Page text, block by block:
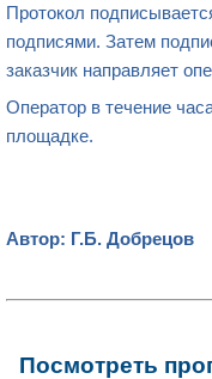
Протокол
подписями. Затем
заказчик направляет
Оператор в течение
площадке.
Автор: Г.Б. Добрецов
Посмотреть